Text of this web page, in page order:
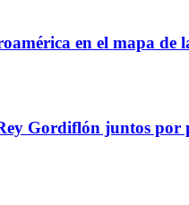
en el mapa
Gordiflón juntos